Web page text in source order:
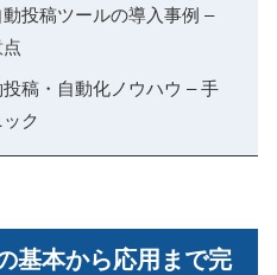
投稿ツールの導入事例 –
稿・自動化ノウハウ – 手
ク
基本から応用まで完